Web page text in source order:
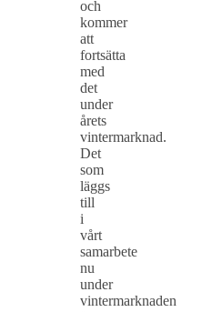
och
kommer
att
fortsätta
med
det
under
årets
vintermarknad.
Det
som
läggs
till
i
vårt
samarbete
nu
under
vintermarknaden